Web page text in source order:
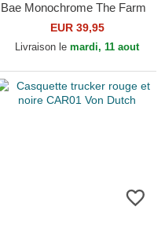
Bae Monochrome The Farm
Goorin Bros.EUR 39,95
Livraison le mardi, 11 aout